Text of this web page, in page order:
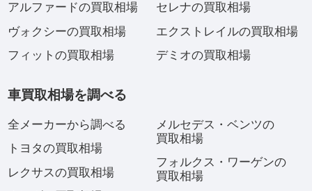
アルファードの買取相場
ヴォクシーの買取相場
フィットの買取相場
セレナの買取相場
エクストレイルの買取相場
デミオの買取相場
車買取相場を調べる
全メーカーから調べる
トヨタの買取相場
レクサスの買取相場
メルセデス・ベンツの
買取相場
フォルクス・ワーゲンの
買取相場